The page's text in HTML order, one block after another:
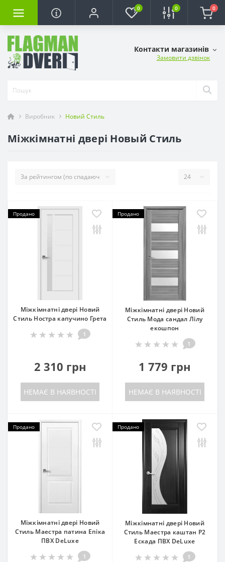
0 0 0
Контакти магазинів
Замовити дзвінок
Виробник Новий Стиль
Міжкімнатні двері Новый Стиль
Продано
Міжкімнатні двері Новий
Стиль Ностра капучино Грета
1
2 310 грн
НЕМАЄ В НАЯВНОСТІ
Продано
Міжкімнатні двері Новий
Стиль Мода сандал Лілу
екошпон
1
1 779 грн
НЕМАЄ В НАЯВНОСТІ
Продано
Міжкімнатні двері Новий
Стиль Маестра патина Епіка
ПВХ DeLuxe
1
Продано
Міжкімнатні двері Новий
Стиль Маестра каштан P2
Ескада ПВХ DeLuxe
1